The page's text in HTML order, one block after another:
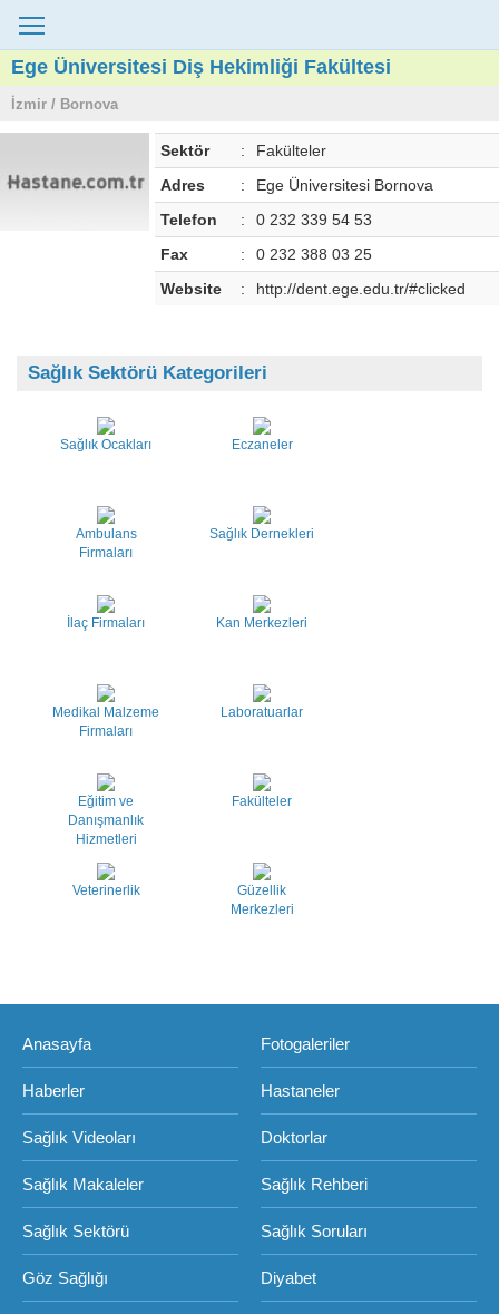
Ege Üniversitesi Diş Hekimliği Fakültesi
İzmir / Bornova
Sektör :
Fakülteler
Adres
:
Ege Üniversitesi Bornova
Telefon
:
0 232 339 54 53
Fax
:
0 232 388 03 25
Website
: http://dent.ege.edu.tr/#clicked
Sağlık Sektörü Kategorileri
Sağlık Ocakları Eczaneler
Ambulans
Firmaları
Sağlık Dernekleri
İlaç Firmaları Kan Merkezleri
Medikal Malzeme
Firmaları
Laboratuarlar
Eğitim ve
Danışmanlık
Hizmetleri
Fakülteler
Veterinerlik
Güzellik
Merkezleri
Anasayfa Fotogaleriler
Haberler Hastaneler
Sağlık Videoları Doktorlar
Sağlık Makaleler Sağlık Rehberi
Sağlık Sektörü Sağlık Soruları
Göz Sağlığı Diyabet